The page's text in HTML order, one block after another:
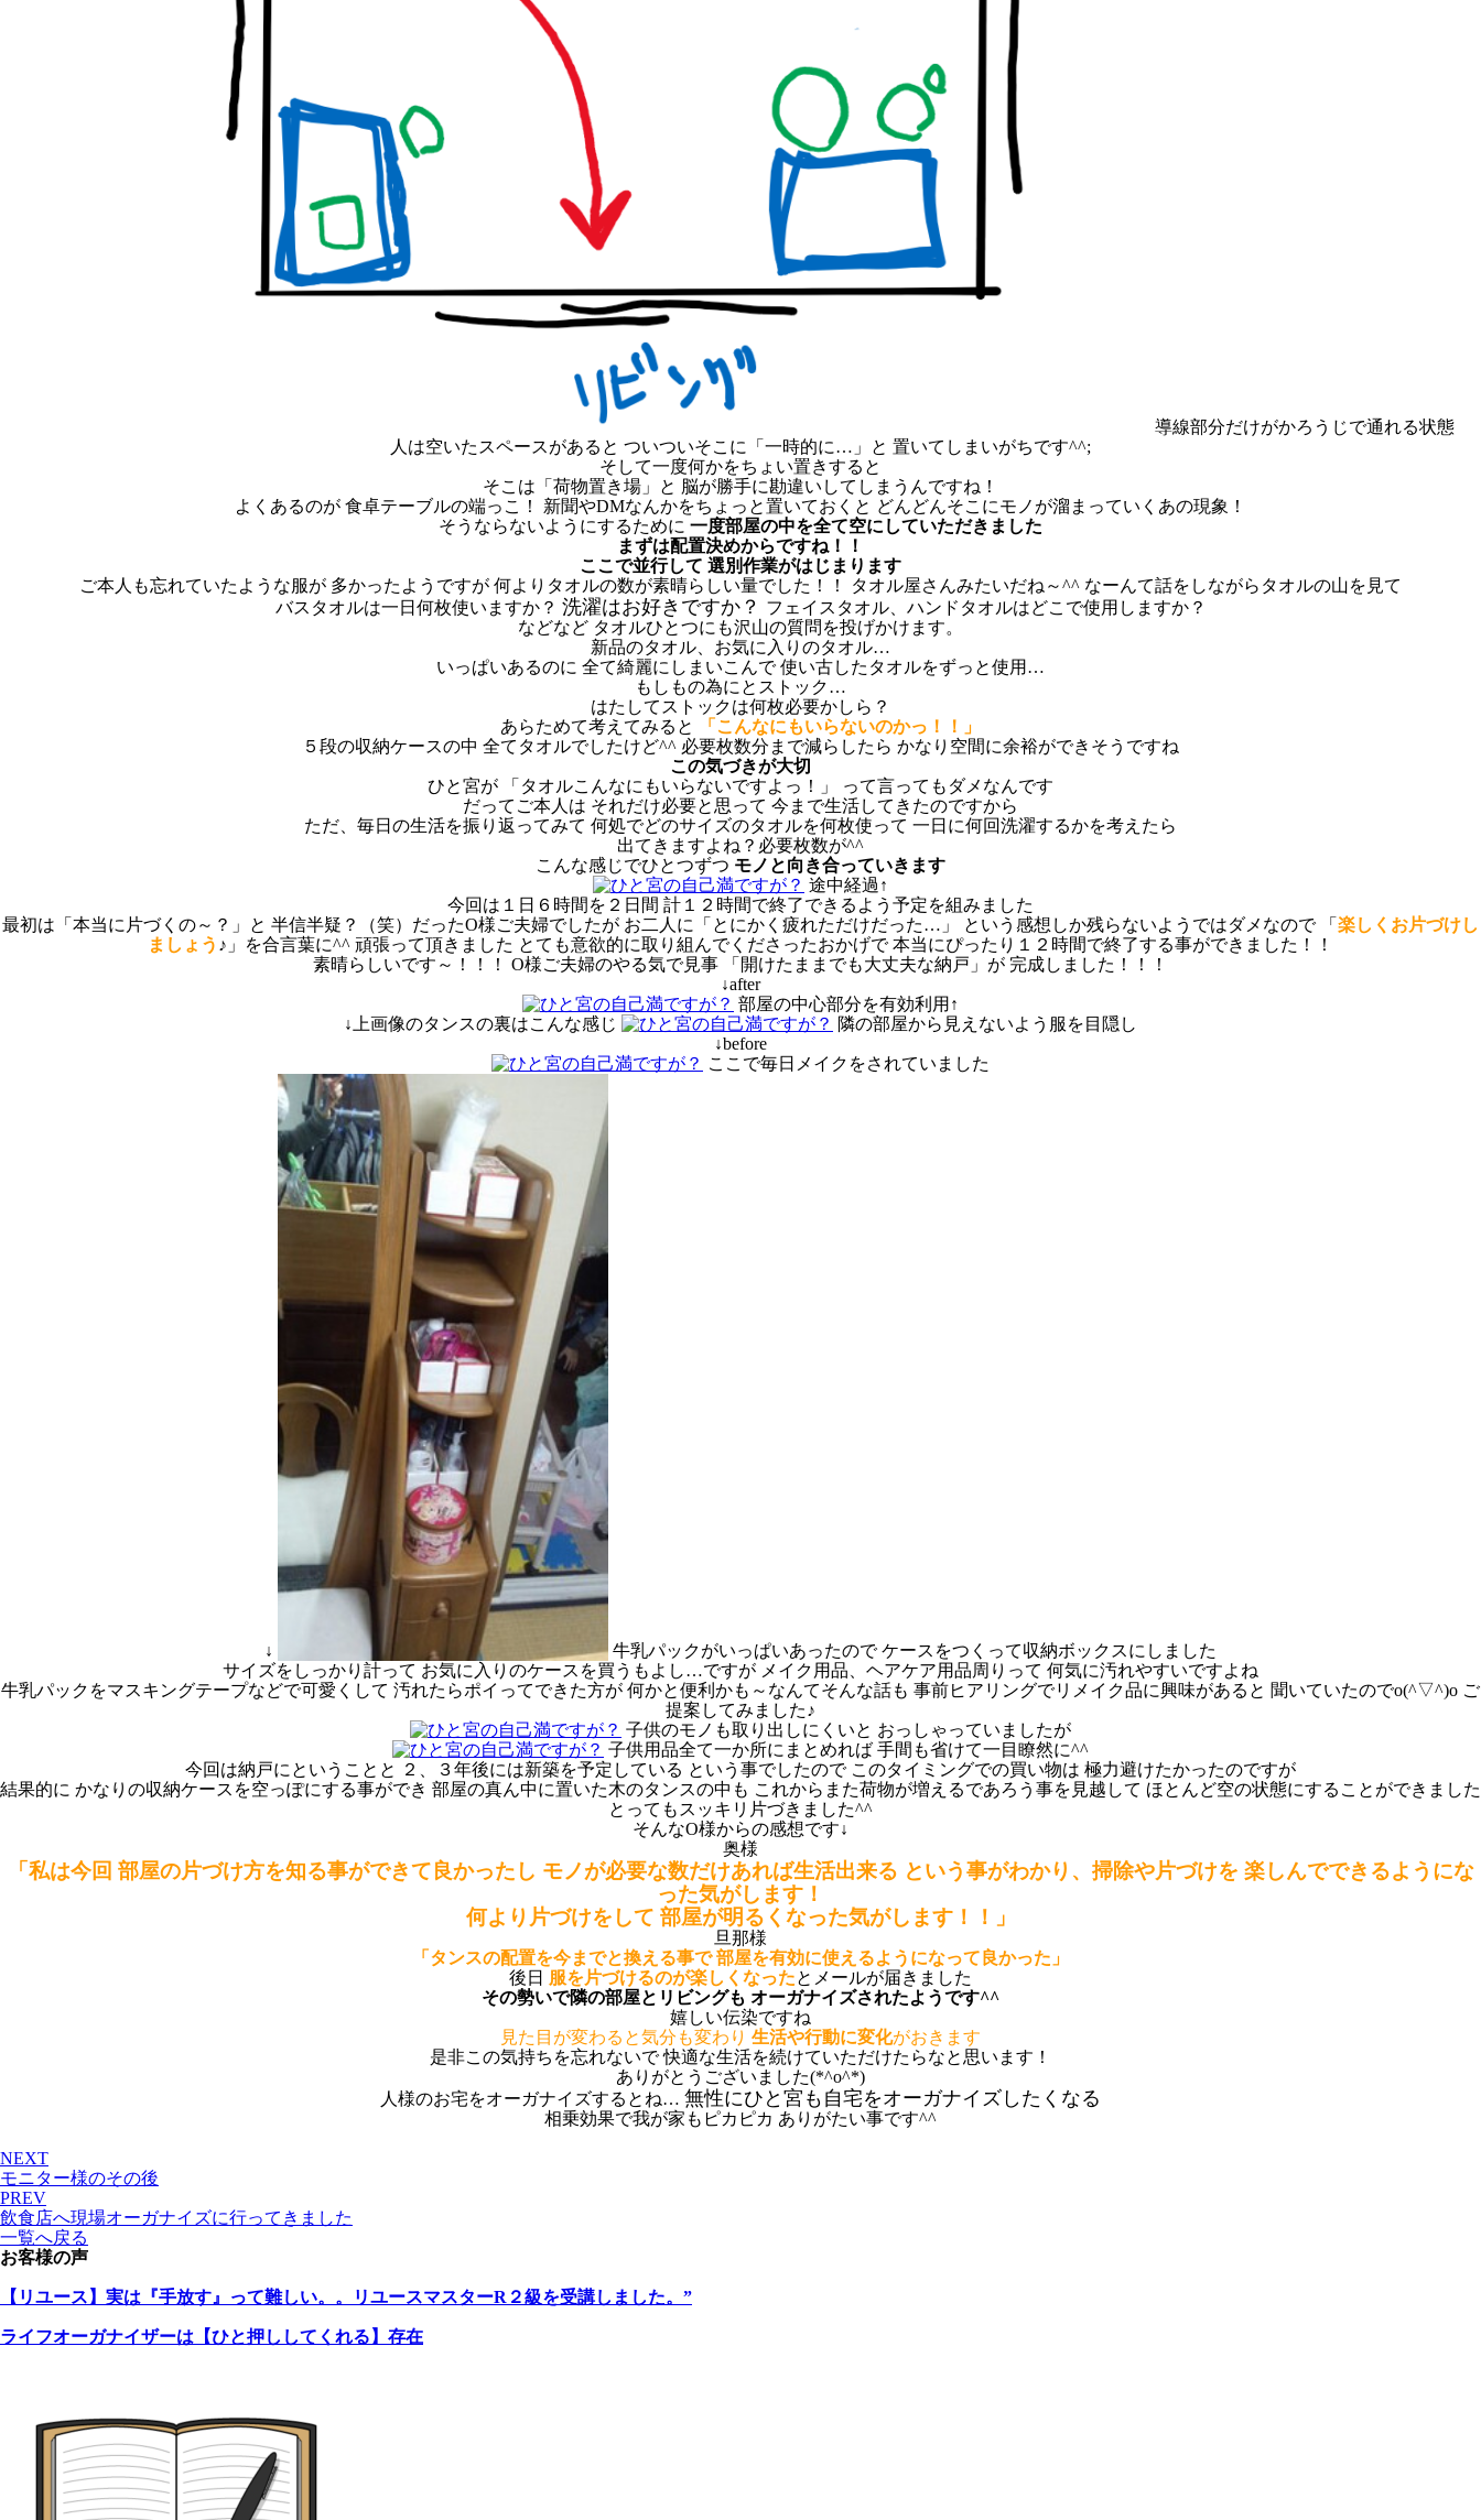
導線部分だけがかろうじで通れる状態
人は空いたスペースがあると ついついそこに「一時的に…」と 置いてしまいがちです^^;
そして一度何かをちょい置きすると
そこは「荷物置き場」と 脳が勝手に勘違いしてしまうんですね！
よくあるのが 食卓テーブルの端っこ！ 新聞やDMなんかをちょっと置いておくと どんどんそこにモノが溜まっていくあの現象！
そうならないようにするために 一度部屋の中を全て空にしていただきました
まずは配置決めからですね！！
ここで並行して 選別作業がはじまります
ご本人も忘れていたような服が 多かったようですが 何よりタオルの数が素晴らしい量でした！！ タオル屋さんみたいだね～^^ なーんて話をしながらタオルの山を見て
バスタオルは一日何枚使いますか？ 洗濯はお好きですか？
フェイスタオル、ハンドタオルはどこで使用しますか？
などなど タオルひとつにも沢山の質問を投げかけます。
新品のタオル、お気に入りのタオル…
いっぱいあるのに 全て綺麗にしまいこんで 使い古したタオルをずっと使用…
もしもの為にとストック…
はたしてストックは何枚必要かしら？
あらためて考えてみると
「こんなにもいらないのかっ！！」
５段の収納ケースの中 全てタオルでしたけど^^ 必要枚数分まで減らしたら かなり空間に余裕ができそうですね
この気づきが大切
ひと宮が 「タオルこんなにもいらないですよっ！」 って言ってもダメなんです
だってご本人は それだけ必要と思って 今まで生活してきたのですから
ただ、毎日の生活を振り返ってみて 何処でどのサイズのタオルを何枚使って 一日に何回洗濯するかを考えたら
出てきますよね？必要枚数が^^
こんな感じでひとつずつ モノと向き合っていきます
途中経過↑
今回は１日６時間を２日間 計１２時間で終了できるよう予定を組みました
最初は「本当に片づくの～？」と 半信半疑？（笑）だったO様ご夫婦でしたが お二人に「とにかく疲れただけだった…」 という感想しか残らないようではダメなので 「 楽しくお片づけし
ましょう ♪」を合言葉に^^ 頑張って頂きました とても意欲的に取り組んでくださったおかげで 本当にぴったり１２時間で終了する事ができました！！
素晴らしいです～！！！ O様ご夫婦のやる気で見事 「開けたままでも大丈夫な納戸」が 完成しました！！！
↓after
部屋の中心部分を有効利用↑
↓上画像のタンスの裏はこんな感じ
隣の部屋から見えないよう服を目隠し
↓before
ここで毎日メイクをされていました
↓
牛乳パックがいっぱいあったので ケースをつくって収納ボックスにしました
サイズをしっかり計って お気に入りのケースを買うもよし…ですが メイク用品、ヘアケア用品周りって 何気に汚れやすいですよね
牛乳パックをマスキングテープなどで可愛くして 汚れたらポイってできた方が 何かと便利かも～なんてそんな話も 事前ヒアリングでリメイク品に興味があると 聞いていたのでo(^▽^)o ご
提案してみました♪
子供のモノも取り出しにくいと おっしゃっていましたが
子供用品全て一か所にまとめれば 手間も省けて一目瞭然に^^
今回は納戸にということと ２、３年後には新築を予定している という事でしたので このタイミングでの買い物は 極力避けたかったのですが
結果的に かなりの収納ケースを空っぽにする事ができ 部屋の真ん中に置いた木のタンスの中も これからまた荷物が増えるであろう事を見越して ほとんど空の状態にすることができました
とってもスッキリ片づきました^^
そんなO様からの感想です↓
奥様
「私は今回 部屋の片づけ方を知る事ができて良かったし モノが必要な数だけあれば生活出来る という事がわかり、掃除や片づけを 楽しんでできるようにな
った気がします！
何より片づけをして 部屋が明るくなった気がします！！」
旦那様
「タンスの配置を今までと換える事で 部屋を有効に使えるようになって良かった」
後日 服を片づけるのが楽しくなったとメールが届きました
その勢いで隣の部屋とリビングも オーガナイズされたようです^^
嬉しい伝染ですね
見た目が変わると気分も変わり 生活や行動に変化がおきます
是非この気持ちを忘れないで 快適な生活を続けていただけたらなと思います！
ありがとうございました(*^o^*)
人様のお宅をオーガナイズするとね… 無性にひと宮も自宅をオーガナイズしたくなる
相乗効果で我が家もピカピカ ありがたい事です^^
NEXT
モニター様のその後
PREV
飲食店へ現場オーガナイズに行ってきました
一覧へ戻る
お客様の声
【リユース】実は『手放す』って難しい。。リユースマスターR２級を受講しました。”
ライフオーガナイザーは【ひと押ししてくれる】存在